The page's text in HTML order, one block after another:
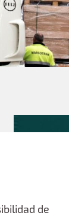
de